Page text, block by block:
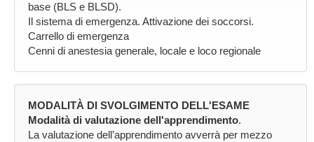
base (BLS e BLSD).
Il sistema di emergenza. Attivazione dei soccorsi.
Carrello di emergenza
Cenni di anestesia generale, locale e loco regionale
MODALITÀ DI SVOLGIMENTO DELL'ESAME
Modalità di valutazione dell'apprendimento.
La valutazione dell’apprendimento avverrà per mezzo